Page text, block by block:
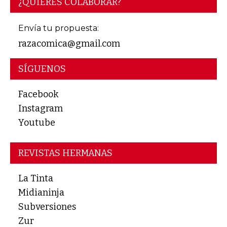
Envía tu propuesta:
razacomica@gmail.com
SÍGUENOS
Facebook
Instagram
Youtube
REVISTAS HERMANAS
La Tinta
Midianinja
Subversiones
Zur